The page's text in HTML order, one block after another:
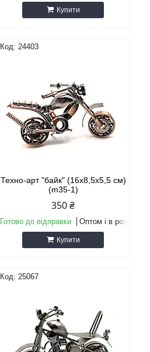
Купити
24403
Техно-арт "байк" (16х8,5х5,5 см)
(m35-1)
350 ₴
Готово до відправки Оптом і в роздріб
Купити
25067